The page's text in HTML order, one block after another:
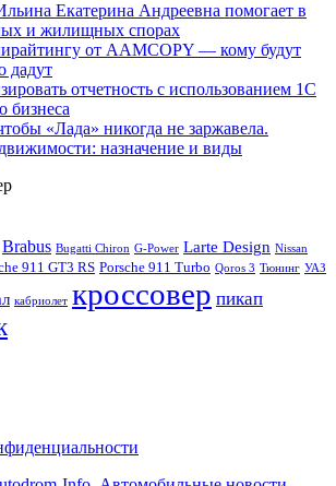
Екатерина Андреевна помогает в
и жилищных спорах
от AAMCOPY — кому будут
дадут
отчетность с использованием 1С
бизнеса
«Лада» никогда не заржавела.
назначение и виды
Brabus Bugatti Chiron G-Power Larte Design Nissan
911 GT3 RS Porsche 911 Turbo Qoros 3 Тюнинг УАЗ
кабриолет кроссовер пикап